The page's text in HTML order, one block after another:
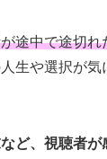
途中で途切れ
生や選択が
ど、視聴者が